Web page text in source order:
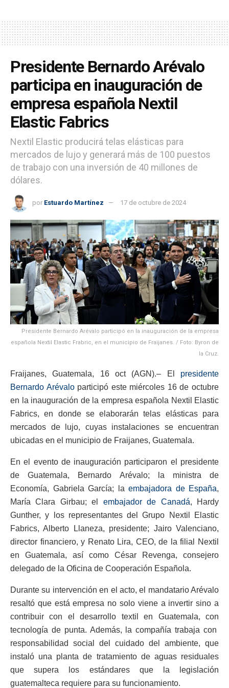
Presidente Bernardo Arévalo
participa en inauguración de
empresa española Nextil
Elastic Fabrics
Nextil Elastic producirá telas elásticas para
mercados de lujo y generará más de 100 puestos
de trabajo con una inversión de 40 millones de
dólares.
por Estuardo Martínez 17 de octubre de 2024
Presidente Bernardo Arévalo participó en la inauguración de la empresa
española Nextil Elastic Frabric, en el municipio de Fraijanes. / Foto: Byron de
la Cruz.
Fraijanes, Guatemala, 16 oct (AGN).– El presidente
Bernardo Arévaloparticipó este miércoles 16 de octubre
en la inauguración de la empresa española Nextil Elastic
Fabrics, en donde se elaborarán telas elásticas para
mercados de lujo, cuyas instalaciones se encuentran
ubicadas en el municipio de Fraijanes, Guatemala.
En el evento de inauguración participaron el presidente
de Guatemala, Bernardo Arévalo; la ministra de
Economía, Gabriela García; la embajadora de España,
María Clara Girbau; el embajador de Canadá, Hardy
Gunther, y los representantes del Grupo Nextil Elastic
Fabrics, Alberto Llaneza, presidente; Jairo Valenciano,
director financiero, y Renato Lira, CEO, de la filial Nextil
en Guatemala, así como César Revenga, consejero
delegado de la Oficina de Cooperación Española.
Durante su intervención en el acto, el mandatario Arévalo
resaltó que está empresa no solo viene a invertir sino a
contribuir con el desarrollo textil en Guatemala, con
tecnología de punta. Además, la compañía trabaja con
responsabilidad social del cuidado del ambiente, que
instaló una planta de tratamiento de aguas residuales
que supera los estándares que la legislación
guatemalteca requiere para su funcionamiento.